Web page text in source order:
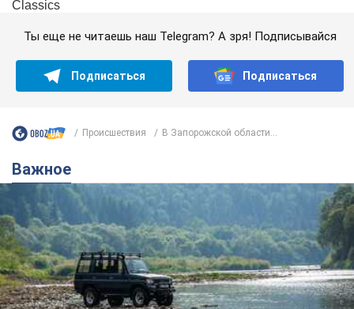
Ты еще не читаешь наш Telegram? А зря! Подписывайся
Подписаться Подписаться
Происшествия В Запорожской области...
Важное